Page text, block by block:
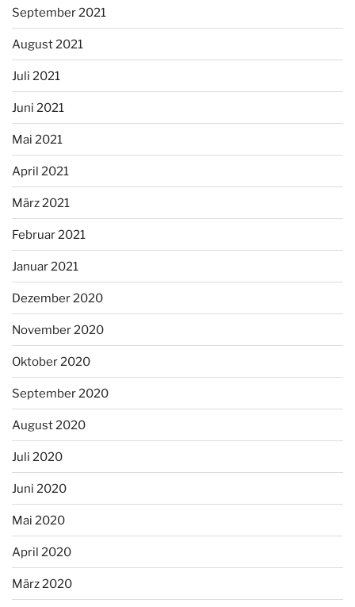
September 2021
August 2021
Juli 2021
Juni 2021
Mai 2021
April 2021
März 2021
Februar 2021
Januar 2021
Dezember 2020
November 2020
Oktober 2020
September 2020
August 2020
Juli 2020
Juni 2020
Mai 2020
April 2020
März 2020